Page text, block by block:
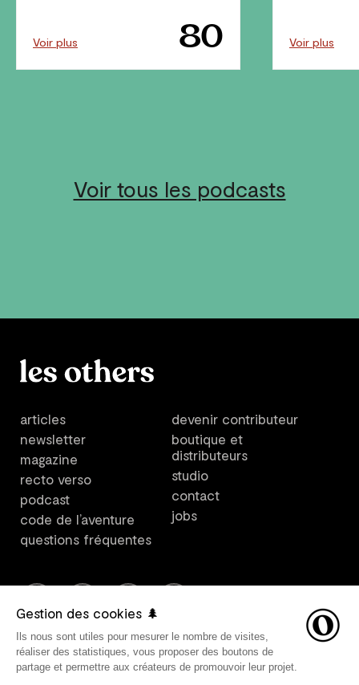
Voir plus 80 Voir plus
Voir tous les podcasts
articles
newsletter
magazine
recto verso
podcast
code de l’aventure
questions fréquentes
devenir contributeur
boutique et
distributeurs
studio
contact
jobs
Les Others est un plateforme créée par Les Others Studio. ©
2021 Les Others SARL, tous droits réservés. Direction
artistique par Les Others Studio. Design graphique par
Gestion des cookies 🌲
Ils nous sont utiles pour mesurer le nombre de visites,
réaliser des statistiques, vous proposer des boutons de
partage et permettre aux créateurs de promouvoir leur projet.